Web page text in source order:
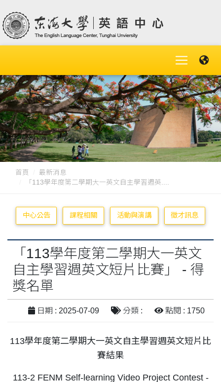
首頁
最新消息
「113學年度第二學期大一英文自主學習週英....
中心公告 課程相關 活動與演講 徵才訊息
「113學年度第二學期大一英文
自主學習週英文短片比賽」 - 得
獎名單
日期 : 2025-07-09 分類 : 點閱 : 1750
113學年度第二學期大一英文自主學習週英文短片比
賽結果
113-2 FENM Self-learning Video Project Contest -